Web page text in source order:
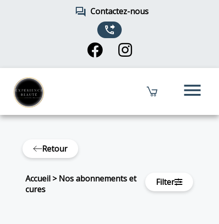
forum Contactez-nous
phone_forwarded
menu
Retour
Accueil >Nos abonnements et
cures
Filter